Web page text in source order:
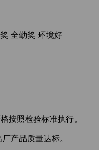
全勤奖 环境好
按照检验标准执行。
产品质量达标。